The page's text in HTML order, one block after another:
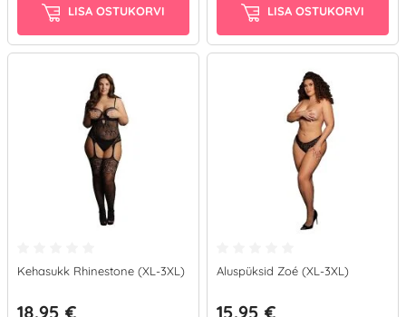
LISA OSTUKORVI LISA OSTUKORVI
Kehasukk Rhinestone (XL-3XL)
18.95 €
Aluspüksid Zoé (XL-3XL)
15.95 €